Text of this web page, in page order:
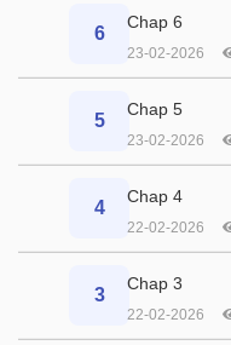
6
Chap 6
23-02-2026
5
Chap 5
23-02-2026
4
Chap 4
22-02-2026
3
Chap 3
22-02-2026